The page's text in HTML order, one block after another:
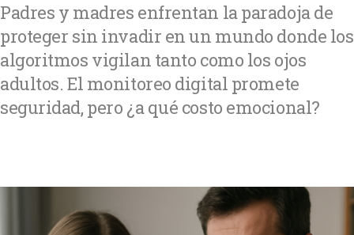
Padres y madres enfrentan la paradoja de
proteger sin invadir en un mundo donde los
algoritmos vigilan tanto como los ojos
adultos. El monitoreo digital promete
seguridad, pero ¿a qué costo emocional?